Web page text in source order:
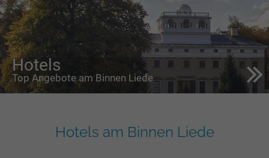
Hotels
Top Angebote am Binnen Liede
Hotels am Binnen Liede